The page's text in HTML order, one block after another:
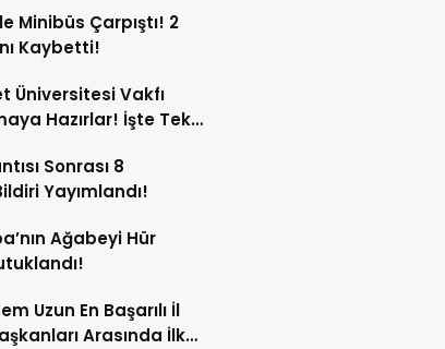
Minibüs Çarpıştı! 2
Kaybetti!
Üniversitesi Vakfı
Hazırlar! İşte Tek
Sonrası 8
Yayımlandı!
Ağabeyi Hür
Uzun En Başarılı İl
Arasında İlk